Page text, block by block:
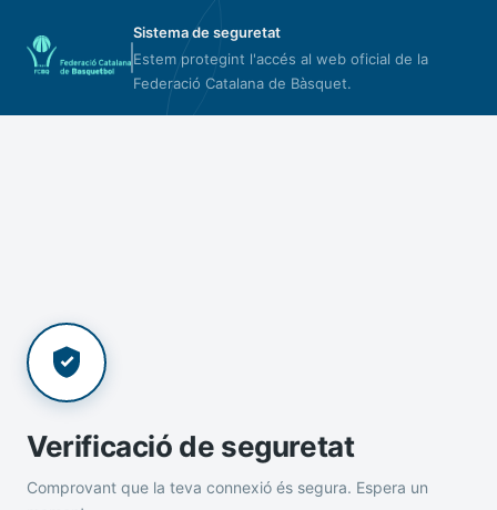
Sistema de seguretat
Estem protegint l'accés al web oficial de la
Federació Catalana de Bàsquet.
Verificació de seguretat
Comprovant que la teva connexió és segura. Espera un